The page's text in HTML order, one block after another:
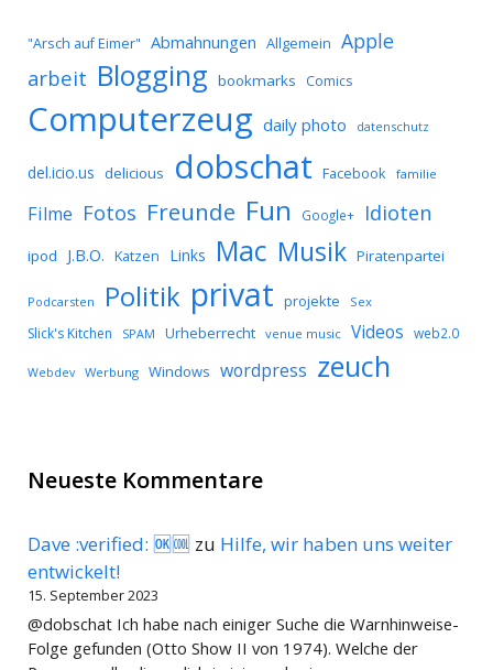
"Arsch auf Eimer" Abmahnungen Allgemein Apple
arbeit Blogging bookmarks Comics
Computerzeug daily photo datenschutz
del.icio.us delicious dobschat Facebook familie
Filme Fotos Freunde Fun Google+ Idioten
ipod J.B.O. Katzen Links Mac Musik Piratenpartei
Podcarsten Politik privat projekte Sex
Slick's Kitchen SPAM Urheberrecht venue music Videos web2.0
Webdev Werbung Windows wordpress zeuch
Neueste Kommentare
Dave :verified: 🆗🆒 zu Hilfe, wir haben uns weiter
entwickelt!
15. September 2023
@dobschat Ich habe nach einiger Suche die Warnhinweise-
Folge gefunden (Otto Show II von 1974). Welche der